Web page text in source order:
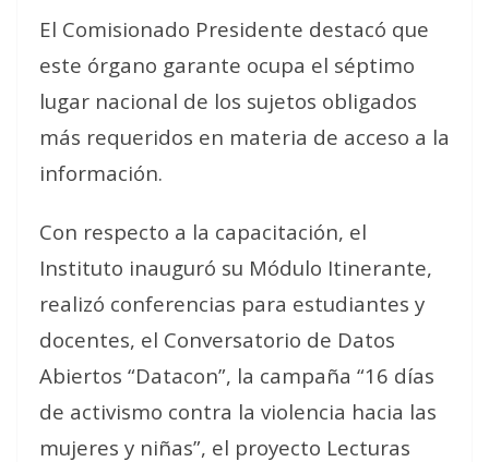
El Comisionado Presidente destacó que
este órgano garante ocupa el séptimo
lugar nacional de los sujetos obligados
más requeridos en materia de acceso a la
información.
Con respecto a la capacitación, el
Instituto inauguró su Módulo Itinerante,
realizó conferencias para estudiantes y
docentes, el Conversatorio de Datos
Abiertos “Datacon”, la campaña “16 días
de activismo contra la violencia hacia las
mujeres y niñas”, el proyecto Lecturas